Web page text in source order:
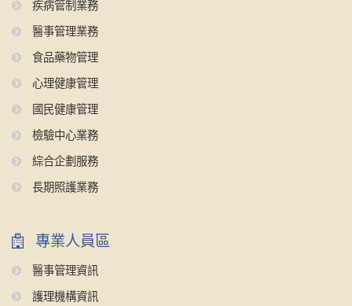
疾病管制業務
醫事管理業務
食品藥物管理
心理健康管理
國民健康管理
檢驗中心業務
綜合企劃服務
長期照護業務
專業人員區
醫事管理資訊
護理機構資訊